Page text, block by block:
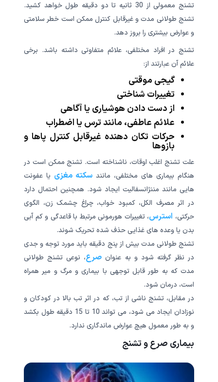
تشنج معمولی از 30 ثانیه تا دو دقیقه طول خواهد کشید.
تشنج طولانی مدت و غیرقابل کنترل ممکن است خطر سلامتی
و عوارض بیشتری را بروز دهد.
تشنج در افراد مختلفی، علائم متفاوتی داشته باشد. برخی
علائم آن عبارتند از:
گیجی موقتی
تغییرات شناختی
از دست دادن هوشیاری یا آگاهی
علائم عاطفی، مانند ترس یا اضطراب
حرکات تکان دهنده غیرقابل کنترل پاها و
بازوها
علت تشنج اغلب اوقات، ناشناخته است. تشنج ممکن است در
هنگام بیماری های مختلفی، مانند سکته مغزی یا عفونت
هایی مانند مننژانسفالیت ایجاد شود. همچنین احتمال دارد
در اثر مصرف الکل، کمبود خواب، چراغ چشمک زن، الگوی
حرکتی، استرس، تغییرات هورمونی مرتبط با قاعدگی و کم آبی
بدن یا وعده های غذایی حذف شده تحریک شوند.
تشنج طولانی مدت بیش از پنج دقیقه باید مورد توجه و جدی
در نظر گرفته شود و به عنوان صرع، نوعی تشنج طولانی
مدت که به طور قابل توجهی با بیماری و مرگ و میر همراه
است، درمان شود.
در مقابل، تشنج ناشی از تب، که در اثر تب بالا در کودکان و
نوزادان ایجاد می شود، می تواند 10 تا 15 دقیقه طول بکشد
و به طور معمول هیچ عوارض ماندگاری ندارد.
بیماری صرع و تشنج